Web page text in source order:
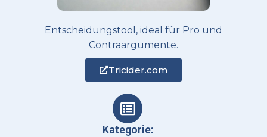
Entscheidungstool, ideal für Pro und
Contraargumente.
Tricider.com
Kategorie: